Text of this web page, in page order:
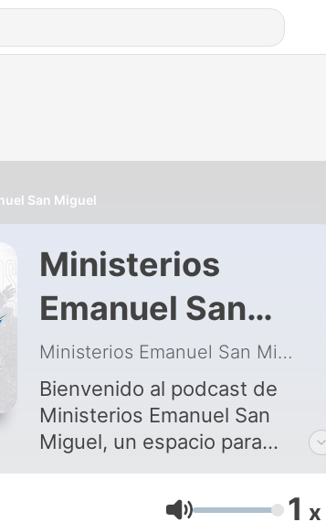
San Miguel
Ministerios
Emanuel San
Miguel
Ministerios Emanuel San Miguel
Bienvenido al podcast de
Ministerios Emanuel San
Miguel, un espacio para
compartir la esperanza y el
perdón de nuestro Dios.
Volumen 1 x